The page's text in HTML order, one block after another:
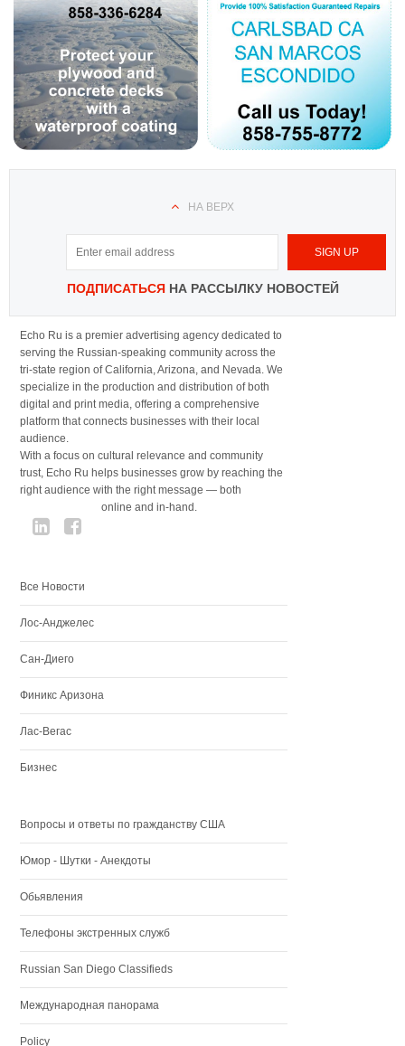
НА ВЕРХ
ПОДПИСАТЬСЯНА РАССЫЛКУ НОВОСТЕЙ
Echo Ru is a premier advertising agency dedicated to
serving the Russian-speaking community across the
tri-state region of California, Arizona, and Nevada. We
specialize in the production and distribution of both
digital and print media, offering a comprehensive
platform that connects businesses with their local
audience.
With a focus on cultural relevance and community
trust, Echo Ru helps businesses grow by reaching the
right audience with the right message — both
online and in-hand.
Все Новости
Лос-Анджелес
Сан-Диего
Финикс Аризона
Лас-Вегас
Бизнес
Вопросы и ответы по гражданству США
Юмор - Шутки - Анекдоты
Обьявления
Телефоны экстренных служб
Russian San Diego Classifieds
Международная панорама
Policy